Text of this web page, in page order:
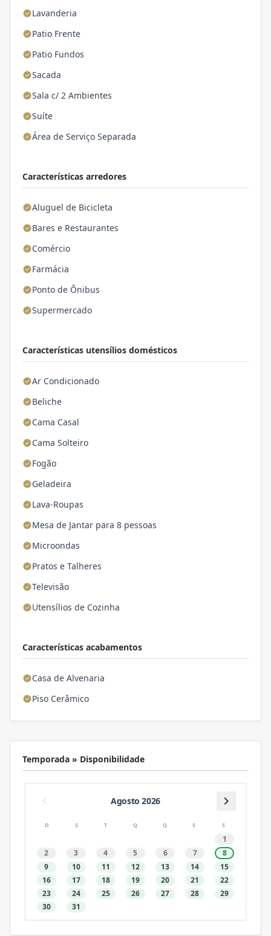
Lavanderia
Patio Frente
Patio Fundos
Sacada
Sala c/ 2 Ambientes
Suíte
Área de Serviço Separada
Características arredores
Aluguel de Bicicleta
Bares e Restaurantes
Comércio
Farmácia
Ponto de Ônibus
Supermercado
Características utensílios domésticos
Ar Condicionado
Beliche
Cama Casal
Cama Solteiro
Fogão
Geladeira
Lava-Roupas
Mesa de Jantar para 8 pessoas
Microondas
Pratos e Talheres
Televisão
Utensílios de Cozinha
Características acabamentos
Casa de Alvenaria
Piso Cerâmico
Temporada » Disponibilidade
Agosto 2026
D S T Q Q S S
1
2
3 4 5 6 7
8
9
10 11 12 13 14
15
16
17 18 19 20 21
22
23
24 25 26 27 28
29
30
31